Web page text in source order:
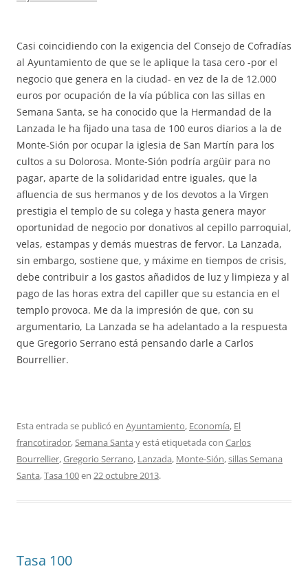
Casi coincidiendo con la exigencia del Consejo de Cofradías
al Ayuntamiento de que se le aplique la tasa cero -por el
negocio que genera en la ciudad- en vez de la de 12.000
euros por ocupación de la vía pública con las sillas en
Semana Santa, se ha conocido que la Hermandad de la
Lanzada le ha fijado una tasa de 100 euros diarios a la de
Monte-Sión por ocupar la iglesia de San Martín para los
cultos a su Dolorosa. Monte-Sión podría argüir para no
pagar, aparte de la solidaridad entre iguales, que la
afluencia de sus hermanos y de los devotos a la Virgen
prestigia el templo de su colega y hasta genera mayor
oportunidad de negocio por donativos al cepillo parroquial,
velas, estampas y demás muestras de fervor. La Lanzada,
sin embargo, sostiene que, y máxime en tiempos de crisis,
debe contribuir a los gastos añadidos de luz y limpieza y al
pago de las horas extra del capiller que su estancia en el
templo provoca. Me da la impresión de que, con su
argumentario, La Lanzada se ha adelantado a la respuesta
que Gregorio Serrano está pensando darle a Carlos
Bourrellier.
Esta entrada se publicó en Ayuntamiento, Economía, El
francotirador,Semana Santa y está etiquetada con Carlos
Bourrellier,Gregorio Serrano, Lanzada, Monte-Sión,sillas Semana
Santa,Tasa 100en 22 octubre 2013.
Tasa 100